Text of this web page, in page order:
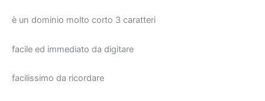
è un dominio molto corto 3 caratteri
facile ed immediato da digitare
facilissimo da ricordare